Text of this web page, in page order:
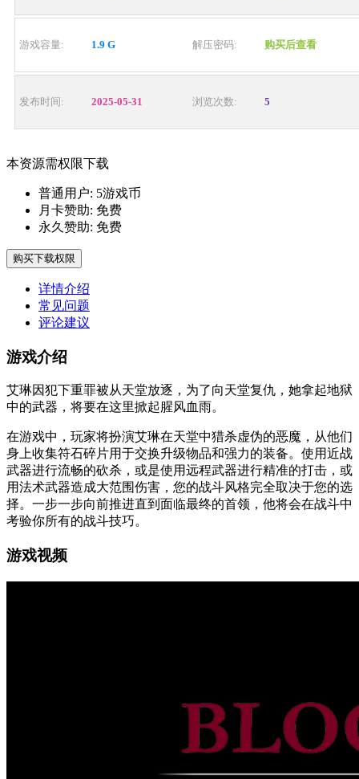
游戏容量: 1.9 G 解压密码: 购买后查看
发布时间: 2025-05-31 浏览次数: 5
本资源需权限下载
普通用户: 5游戏币
月卡赞助: 免费
永久赞助: 免费
购买下载权限
详情介绍
常见问题
评论建议
游戏介绍
艾琳因犯下重罪被从天堂放逐，为了向天堂复仇，她拿起地狱
中的武器，将要在这里掀起腥风血雨。
在游戏中，玩家将扮演艾琳在天堂中猎杀虚伪的恶魔，从他们
身上收集符石碎片用于交换升级物品和强力的装备。使用近战
武器进行流畅的砍杀，或是使用远程武器进行精准的打击，或
用法术武器造成大范围伤害，您的战斗风格完全取决于您的选
择。一步一步向前推进直到面临最终的首领，他将会在战斗中
考验你所有的战斗技巧。
游戏视频